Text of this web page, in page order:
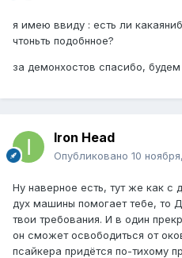
я имею ввиду : есть ли
чтоньть подобнное?
за демонхостов спасибо, будем
Iron Head
Опубликовано 10
Ну наверное есть, тут же как
дух машины помогает тебе, то
твои требования. И в один
он сможет освободиться от
псайкера придётся по-тихому